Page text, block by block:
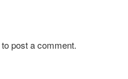
to post a comment.